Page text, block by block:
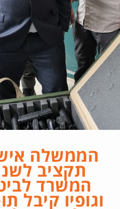
הממשלה
המשרד
וגופיו קיבל